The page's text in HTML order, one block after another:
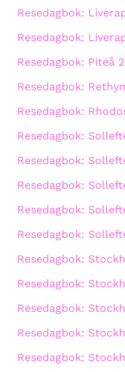
Resedagbok:
Resedagbok:
Resedagbok: Piteå
Resedagbok:
Resedagbok:
Resedagbok:
Resedagbok:
Resedagbok:
Resedagbok:
Resedagbok:
Resedagbok:
Resedagbok:
Resedagbok:
Resedagbok:
Resedagbok: